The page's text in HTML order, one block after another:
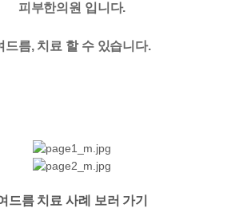
피부한의원 입니다.
드름, 치료 할 수 있습니다.
드름 치료 사례 보러 가기